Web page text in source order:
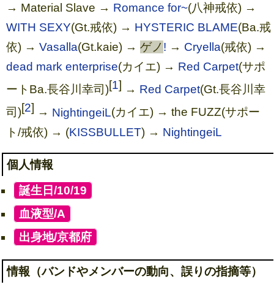
→ Material Slave → Romance for~(八神戒依) →
WITH SEXY(Gt.戒依) → HYSTERIC BLAME(Ba.戒
依) →Vasalla(Gt.kaie) →ゲノ ! → Cryella(戒依) →
dead mark enterprise(カイエ) → Red Carpet(サポ
ートBa.長谷川幸司)[1] → Red Carpet(Gt.長谷川幸
司)[2] → NightingeiL(カイエ) → the FUZZ(サポー
ト/戒依) → (KISSBULLET) → NightingeiL
個人情報
誕生日/10/19
血液型/A
出身地/京都府]
情報（バンドやメンバーの動向、誤りの指摘等）